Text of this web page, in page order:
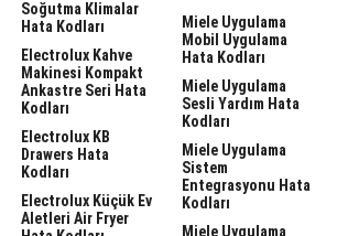
Soğutma Klimalar
Hata Kodları
Electrolux Kahve
Makinesi Kompakt
Ankastre Seri Hata
Kodları
Electrolux KB
Drawers Hata
Kodları
Electrolux Küçük Ev
Aletleri Air Fryer
Miele Uygulama
Mobil Uygulama
Hata Kodları
Miele Uygulama
Sesli Yardım Hata
Kodları
Miele Uygulama
Sistem
Entegrasyonu Hata
Kodları
Miele Uygulama